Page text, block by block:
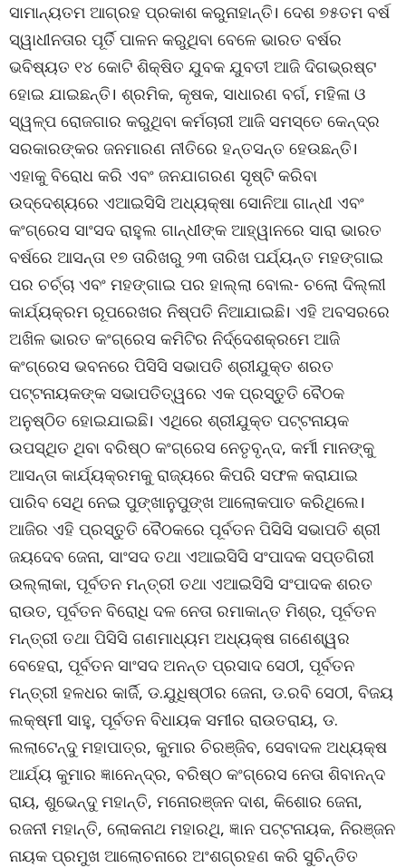
ସାମାନ୍ୟତମ ଆଗ୍ରହ ପ୍ରକାଶ କରୁନାହାନ୍ତି। ଦେଶ ୭୫ତମ ବର୍ଷ
ସ୍ୱାଧୀନତାର ପୂର୍ତି ପାଳନ କରୁଥିବା ବେଳେ ଭାରତ ବର୍ଷର
ଭବିଷ୍ୟତ ୧୪ କୋଟି ଶିକ୍ଷିତ ଯୁବକ ଯୁବତୀ ଆଜି ଦିଗଭ୍ରଷ୍ଟ
ହୋଇ ଯାଇଛନ୍ତି। ଶ୍ରମିକ, କୃଷକ, ସାଧାରଣ ବର୍ଗ, ମହିଳା ଓ
ସ୍ୱଳ୍ପ ରୋଜଗାର କରୁଥିବା କର୍ମଚାରୀ ଆଜି ସମସ୍ତେ କେନ୍ଦ୍ର
ସରକାରଙ୍କର ଜନମାରଣ ନୀତିରେ ହନ୍ତସନ୍ତ ହେଉଛନ୍ତି।
ଏହାକୁ ବିରୋଧ କରି ଏବଂ ଜନଯାଗରଣ ସୃଷ୍ଟି କରିବା
ଉଦ୍ଦେଶ୍ୟରେ ଏଆଇସିସି ଅଧ୍ୟକ୍ଷା ସୋନିଆ ଗାନ୍ଧୀ ଏବଂ
କଂଗ୍ରେସ ସାଂସଦ ରାହୁଲ ଗାନ୍ଧୀଙ୍କ ଆହ୍ୱାନରେ ସାରା ଭାରତ
ବର୍ଷରେ ଆସନ୍ତା ୧୭ ତାରିଖରୁ ୨୩ ତାରିଖ ପର୍ଯ୍ୟନ୍ତ ମହଙ୍ଗାଇ
ପର ଚର୍ଚ୍ଚା ଏବଂ ମହଙ୍ଗାଇ ପର ହାଲ୍ଲା ବୋଲ- ଚଲୋ ଦିଲ୍ଲୀ
କାର୍ଯ୍ୟକ୍ରମ ରୂପରେଖର ନିଷ୍ପତି ନିଆଯାଇଛି। ଏହି ଅବସରରେ
ଅଖିଳ ଭାରତ କଂଗ୍ରେସ କମିଟିର ନିର୍ଦ୍ଦେଶକ୍ରମେ ଆଜି
କଂଗ୍ରେସ ଭବନରେ ପିସିସି ସଭାପତି ଶ୍ରୀଯୁକ୍ତ ଶରତ
ପଟ୍ଟନାୟକଙ୍କ ସଭାପତିତ୍ୱରେ ଏକ ପ୍ରସ୍ତୁତି ବୈଠକ
ଅନୁଷ୍ଠିତ ହୋଇଯାଇଛି। ଏଥିରେ ଶ୍ରୀଯୁକ୍ତ ପଟ୍ଟନାୟକ
ଉପସ୍ଥିତ ଥିବା ବରିଷ୍ଠ କଂଗ୍ରେସ ନେତୃବୃନ୍ଦ, କର୍ମୀ ମାନଙ୍କୁ
ଆସନ୍ତା କାର୍ଯ୍ୟକ୍ରମକୁ ରାଜ୍ୟରେ କିପରି ସଫଳ କରାଯାଇ
ପାରିବ ସେଥି ନେଇ ପୁଙ୍ଖାନୁପୁଙ୍ଖ ଆଲୋକପାତ କରିଥିଲେ।
ଆଜିର ଏହି ପ୍ରସ୍ତୁତି ବୈଠକରେ ପୂର୍ବତନ ପିସିସି ସଭାପତି ଶ୍ରୀ
ଜୟଦେବ ଜେନା, ସାଂସଦ ତଥା ଏଆଇସିସି ସଂପାଦକ ସପ୍ତଗିରୀ
ଉଲ୍ଲାକା, ପୂର୍ବତନ ମନ୍ତ୍ରୀ ତଥା ଏଆଇସିସି ସଂପାଦକ ଶରତ
ରାଉତ, ପୂର୍ବତନ ବିରୋଧି ଦଳ ନେତା ରମାକାନ୍ତ ମିଶ୍ର, ପୂର୍ବତନ
ମନ୍ତ୍ରୀ ତଥା ପିସିସି ଗଣମାଧ୍ୟମ ଅଧ୍ୟକ୍ଷ ଗଣେଶ୍ୱର
ବେହେରା, ପୂର୍ବତନ ସାଂସଦ ଅନନ୍ତ ପ୍ରସାଦ ସେଠୀ, ପୂର୍ବତନ
ମନ୍ତ୍ରୀ ହଳଧର କାର୍ଜି, ଡ.ଯୁଧିଷ୍ଠୀର ଜେନା, ଡ.ରବି ସେଠୀ, ବିଜୟ
ଲକ୍ଷ୍ମୀ ସାହୁ, ପୂର୍ବତନ ବିଧାୟକ ସମୀର ରାଉତରାୟ, ଡ.
ଲଲାଟେନ୍ଦୁ ମହାପାତ୍ର, କୁମାର ଚିରଞ୍ଜିବ, ସେବାଦଳ ଅଧ୍ୟକ୍ଷ
ଆର୍ଯ୍ୟ କୁମାର ଜ୍ଞାନେନ୍ଦ୍ର, ବରିଷ୍ଠ କଂଗ୍ରେସ ନେତା ଶିବାନନ୍ଦ
ରାୟ, ଶୁଭେନ୍ଦୁ ମହାନ୍ତି, ମନୋରଞ୍ଜନ ଦାଶ, କିଶୋର ଜେନା,
ରଜନୀ ମହାନ୍ତି, ଲୋକନାଥ ମହାରଥି, ଜ୍ଞାନ ପଟ୍ଟନାୟକ, ନିରଞ୍ଜନ
ନାୟକ ପ୍ରମୁଖ ଆଲୋଚନାରେ ଅଂଶଗ୍ରହଣ କରି ସୁଚିନ୍ତିତ